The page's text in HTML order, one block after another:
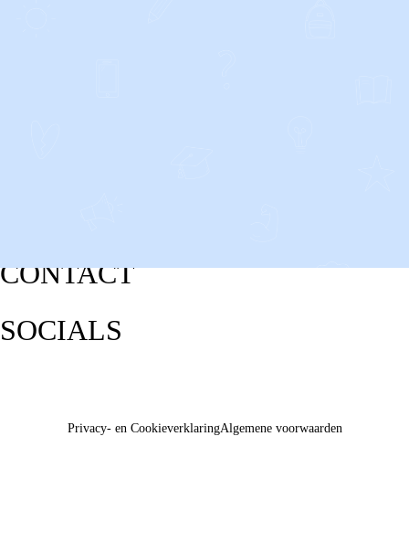
CONTACT
SOCIALS
Privacy- en CookieverklaringAlgemene voorwaarden